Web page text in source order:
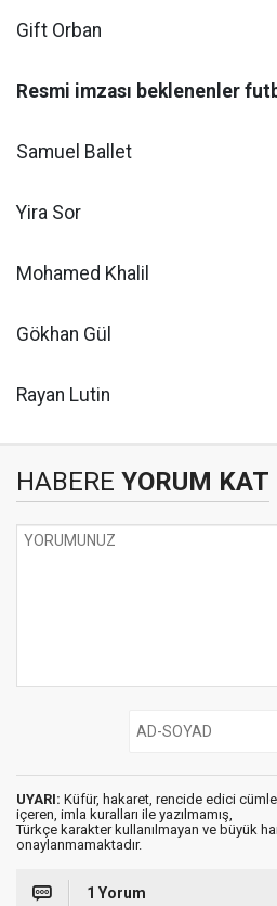
Gift Orban
Resmi imzası beklenenler
Samuel Ballet
Yira Sor
Mohamed Khalil
Gökhan Gül
Rayan Lutin
HABERE YORUM KAT
UYARI: Küfür, hakaret, rencide edici
içeren, imla kuralları ile yazılmamış,
Türkçe karakter kullanılmayan ve büyük
onaylanmamaktadır.
1 Yorum